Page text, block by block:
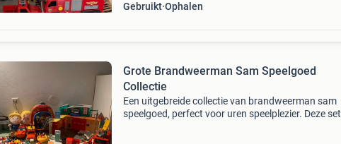
Gebruikt Ophalen
Grote Brandweerman Sam Speelgoed
Collectie
Een uitgebreide collectie van brandweerman sam
speelgoed, perfect voor uren speelplezier. Deze set